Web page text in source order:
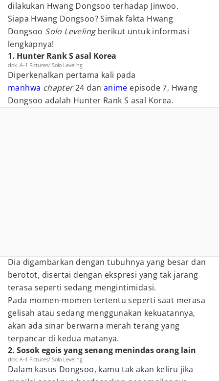
dilakukan Hwang Dongsoo terhadap Jinwoo.
Siapa Hwang Dongsoo? Simak fakta Hwang
Dongsoo Solo Levelingberikut untuk informasi
lengkapnya!
1. Hunter Rank S asal Korea
dok. A-1 Pictures/ Solo Leveling
Diperkenalkan pertama kali pada
manhwa chapter24 dan anime episode 7, Hwang
Dongsoo adalah Hunter Rank S asal Korea.
Dia digambarkan dengan tubuhnya yang besar dan
berotot, disertai dengan ekspresi yang tak jarang
terasa seperti sedang mengintimidasi.
Pada momen-momen tertentu seperti saat merasa
gelisah atau sedang menggunakan kekuatannya,
akan ada sinar berwarna merah terang yang
terpancar di kedua matanya.
2. Sosok egois yang senang menindas orang lain
dok. A-1 Pictures/ Solo Leveling
Dalam kasus Dongsoo, kamu tak akan keliru jika